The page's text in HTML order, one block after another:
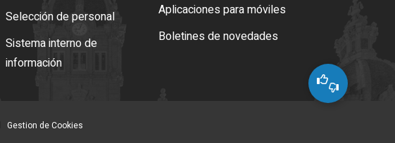
Selección de personal
Sistema interno de
información
Aplicaciones para móviles
Boletines de novedades
Gestion de Cookies